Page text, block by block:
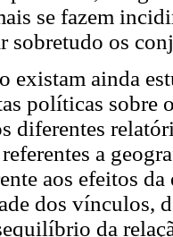
se fazem
sobretudo os
existam ainda
políticas sobre
diferentes
a
aos efeitos
dos vínculos,
da